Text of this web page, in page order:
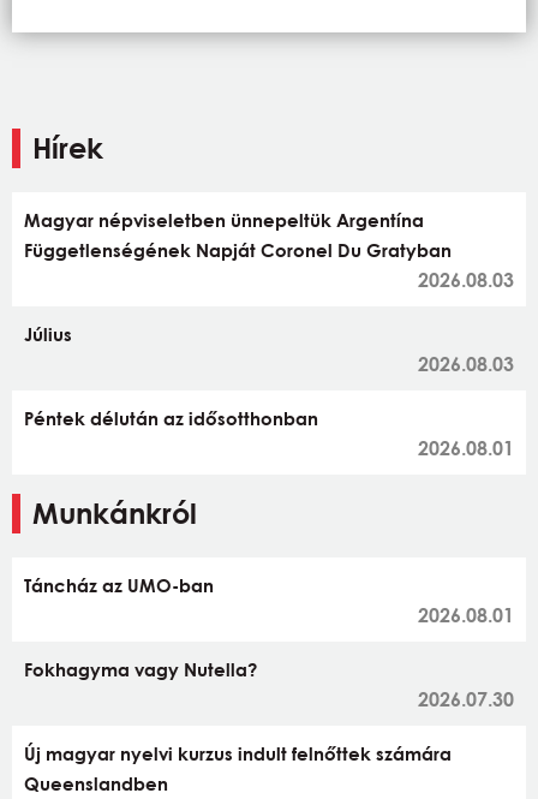
Hírek
Magyar népviseletben ünnepeltük Argentína
Függetlenségének Napját Coronel Du Gratyban
2026.08.03
Július
2026.08.03
Péntek délután az idősotthonban
2026.08.01
Munkánkról
Táncház az UMO-ban
2026.08.01
Fokhagyma vagy Nutella?
2026.07.30
Új magyar nyelvi kurzus indult felnőttek számára
Queenslandben